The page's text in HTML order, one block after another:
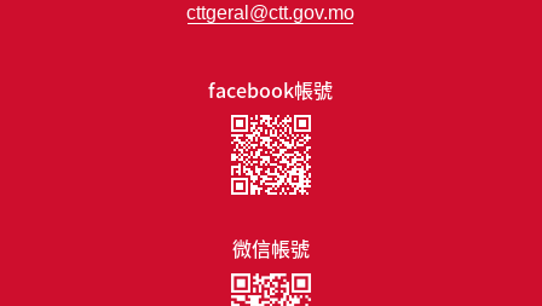
facebook帳號
微信帳號
cttgeral@ctt.gov.mo